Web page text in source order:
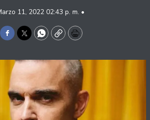
11, 2022 02:43 p. m. •
Facebook
TwitterWhatsApp
CopyPrint